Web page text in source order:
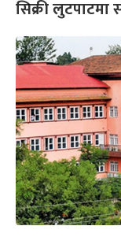
सिक्री लुटपाटमा